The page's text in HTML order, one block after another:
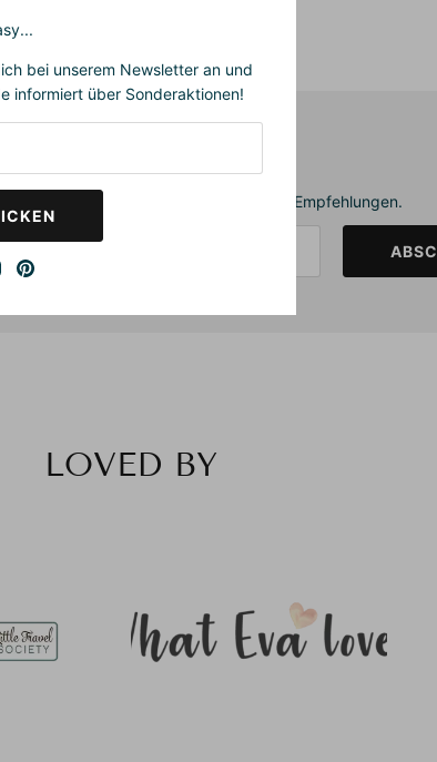
exklusive Vorteile und spannende Empfehlungen.
LOVED BY
bei unserem Newsletter an und
informiert über Sonderaktionen!